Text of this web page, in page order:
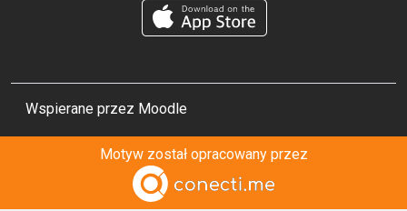
Wspierane przez Moodle
Motyw został opracowany przez